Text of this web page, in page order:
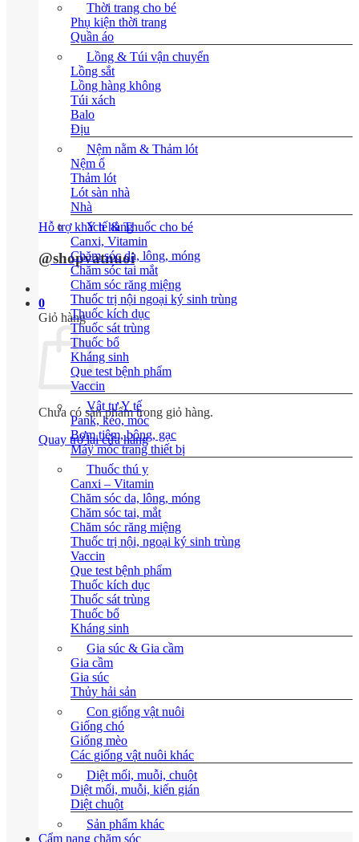
Hỗ trợ khách hàng
@shopvatnuoi
0
Giỏ hàng
Chưa có sản phẩm trong giỏ hàng.
Quay trở lại cửa hàng
Thời trang cho bé
Phụ kiện thời trang
Quần áo
Lồng & Túi vận chuyển
Lồng sắt
Lồng hàng không
Túi xách
Balo
Địu
Nệm nằm & Thảm lót
Nệm ổ
Thảm lót
Lót sàn nhà
Nhà
Y tế & Thuốc cho bé
Canxi, Vitamin
Chăm sóc da, lông, móng
Chăm sóc tai mắt
Chăm sóc răng miệng
Thuốc trị nội ngoại ký sinh trùng
Thuốc kích dục
Thuốc sát trùng
Thuốc bổ
Kháng sinh
Que test bệnh phẩm
Vaccin
Vật tư Y tế
Pank, kéo, móc
Bơm tiêm, bông, gạc
Máy móc trang thiết bị
Thuốc thú y
Canxi – Vitamin
Chăm sóc da, lông, móng
Chăm sóc tai, mắt
Chăm sóc răng miệng
Thuốc trị nội, ngoại ký sinh trùng
Vaccin
Que test bệnh phẩm
Thuốc kích dục
Thuốc sát trùng
Thuốc bổ
Kháng sinh
Gia súc & Gia cầm
Gia cầm
Gia súc
Thủy hải sản
Con giống vật nuôi
Giống chó
Giống mèo
Các giống vật nuôi khác
Diệt mối, muỗi, chuột
Diệt mối, muỗi, kiến gián
Diệt chuột
Sản phẩm khác
Cẩm nang chăm sóc